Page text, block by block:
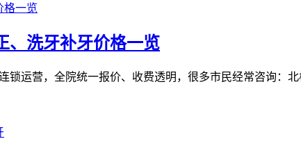
、洗牙补牙价格一览
锁运营，全院统一报价、收费透明，很多市民经常咨询：